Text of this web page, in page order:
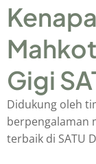
Gigi
Didukung oleh
berpengalaman
terbaik di SATU